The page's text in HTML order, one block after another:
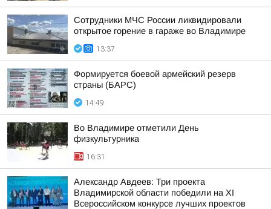
Сотрудники МЧС России ликвидировали
открытое горение в гараже во Владимире
13:37
Формируется боевой армейский резерв
страны (БАРС)
14:49
Во Владимире отметили День
физкультурника
16:31
Александр Авдеев: Три проекта
Владимирской области победили на XI
Всероссийском конкурсе лучших проектов